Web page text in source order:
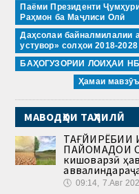
Паёми Президенти
Раҳмон ба Маҷлиси Олӣ
Даҳсолаи байналмилалии
устувор» солҳои 2018-2028
БАҲОГУЗОРИИ ЛОИҲАИ
Ҳамаи
МАВОДҲОИ ТАҲЛИЛӢ
ТАҒЙИРЁБИИ
ПАЙОМАДҲОИ
кишоварзӣ
🕔 09:14, 7.Авг